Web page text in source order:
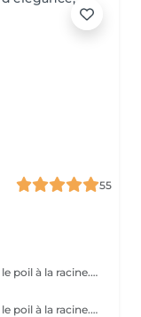
55
L'épilation à la cire tiède permet d'arracher le poil à la racine. La chaleur de la cire ouvre les pores de la peau et simplifie ainsi l'extraction des poils. Cette méthode convient très bien à toutes les parties du corps. La cire s'applique sur la peau au moyen d'une spatule en couche fine puis on applique une bande de cire que l'on retire rapidement.
L'épilation à la cire tiède permet d'arracher le poil à la racine. La chaleur de la cire ouvre les pores de la peau et simplifie ainsi l'extraction des poils. Cette méthode convient très bien à toutes les parties du corps. La cire s'applique sur la peau au moyen d'une spatule en couche fine puis on applique une bande de cire que l'on retire rapidement.